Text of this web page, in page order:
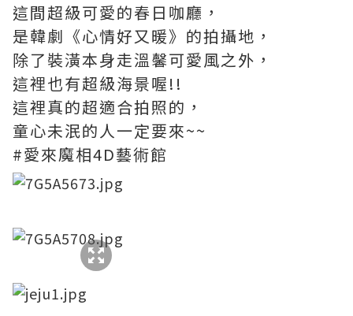
這間超級可愛的春日咖廳，
是韓劇《心情好又暖》的拍攝地，
除了裝潢本身走溫馨可愛風之外，
這裡也有超級海景喔!!
這裡真的超適合拍照的，
童心未泯的人一定要來~~
#愛來魔相4D藝術館